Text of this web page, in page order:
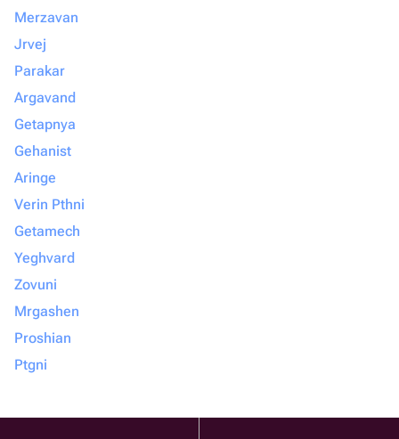
Merzavan
Jrvej
Parakar
Argavand
Getapnya
Gehanist
Aringe
Verin Pthni
Getamech
Yeghvard
Zovuni
Mrgashen
Proshian
Ptgni